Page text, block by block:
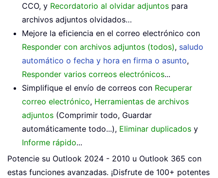
CCO, y Recordatorio al olvidar adjuntos para
archivos adjuntos olvidados…
Mejore la eficiencia en el correo electrónico con
Responder con archivos adjuntos (todos), saludo
automático o fecha y hora en firma o asunto,
Responder varios correos electrónicos...
Simplifique el envío de correos con Recuperar
correo electrónico, Herramientas de archivos
adjuntos (Comprimir todo, Guardar
automáticamente todo...), Eliminar duplicados y
Informe rápido...
Potencie su Outlook 2024 - 2010 u Outlook 365 con
estas funciones avanzadas. ¡Disfrute de 100+ potentes